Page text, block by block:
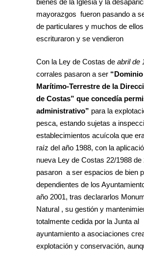
bienes de la Iglesia y la
mayorazgos fueron pasando a
de particulares y muchos de
escrituraron y se vendieron
Con la Ley de Costas de abril de
corrales pasaron a ser
Marítimo-Terrestre de la
de Costas” que concedía
administrativo” para la
pesca, estando sujetas a
establecimientos acuícola que
raíz del año 1988, con la
nueva Ley de Costas 22/1988 de
pasaron a ser espacios de bien
dependientes de los
año 2001, tras declararlos
Natural , su gestión y
totalmente cedida por la Junta al
ayuntamiento a asociaciones
explotación y conservación,